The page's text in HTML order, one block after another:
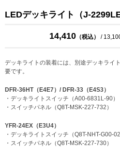
LEDデッキライト（J-
14,410 （税込） /
デッキライトの装着には、別途デッキライ
要です。
DFR-36HT（E4E7）/ DFR-33（E4S3）
・デッキライトスイッチ（A00-6831L-90）
・スイッチパネル（Q8T-MSK-227-732）
YFR-24EX（E3U4）
・デッキライトスイッチ（Q8T-NHT-G00-
・スイッチパネル（Q8T-MSK-227-730）